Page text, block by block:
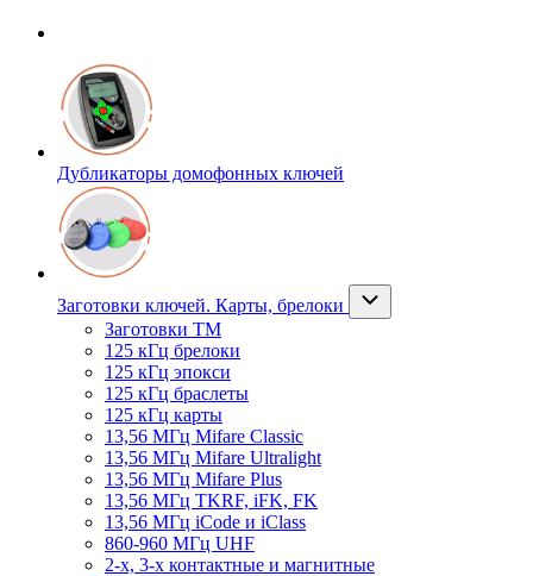
Дубликаторы домофонных ключей
Заготовки ключей. Карты, брелоки
Заготовки ТМ
125 кГц брелоки
125 кГц эпокси
125 кГц браслеты
125 кГц карты
13,56 МГц Mifare Classic
13,56 МГц Mifare Ultralight
13,56 МГц Mifare Plus
13,56 МГц TKRF, iFK, FK
13,56 МГц iCode и iClass
860-960 МГц UHF
2-х, 3-х контактные и магнитные